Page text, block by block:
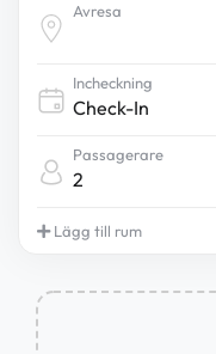
Avresa
Incheckning
Passagerare
2
Lägg till rum